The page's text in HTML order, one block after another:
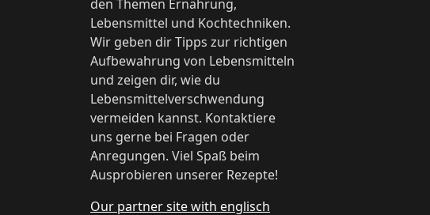
den Themen Ernährung,
Lebensmittel und Kochtechniken.
Wir geben dir Tipps zur richtigen
Aufbewahrung von Lebensmitteln
und zeigen dir, wie du
Lebensmittelverschwendung
vermeiden kannst. Kontaktiere
uns gerne bei Fragen oder
Anregungen. Viel Spaß beim
Ausprobieren unserer Rezepte!
Our partner site with englisch